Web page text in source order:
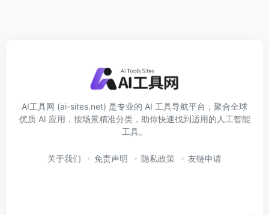
AI工具网 (ai-sites.net) 是专业的 AI 工具导航平台，聚合全球
优质 AI 应用，按场景精准分类，助你快速找到适用的人工智能
工具。
关于我们 免责声明 隐私政策 友链申请